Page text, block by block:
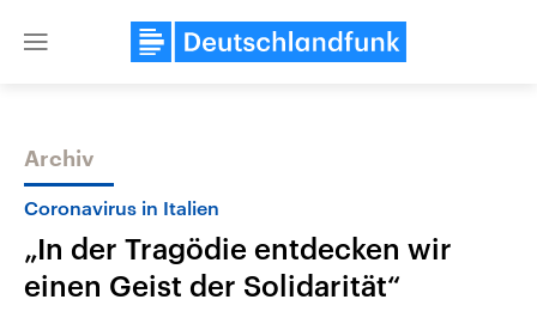
Close
Themen
Archiv
Coronavirus in Italien
„In der Tragödie entdecken wir
einen Geist der Solidarität“